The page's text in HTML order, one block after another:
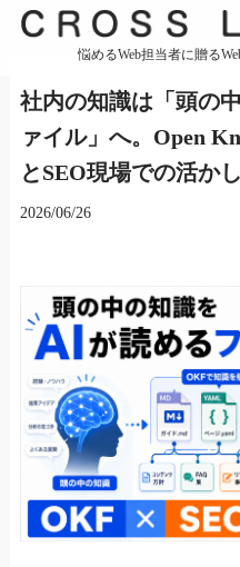
悩めるWeb担当者に贈る
社内の知識は「頭の
ァイル」へ。Open
とSEO現場での活か
2026/06/26